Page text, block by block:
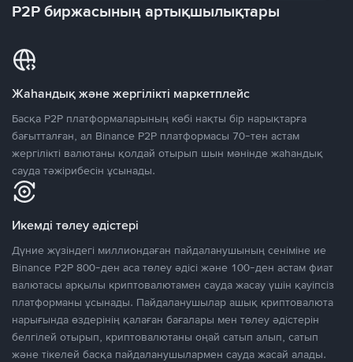
P2P биржасының артықшылықтары
Жаһандық және жергілікті маркетплейс
Басқа P2P платформаларының көбі нақты бір нарықтарға
бағытталған, ал Binance P2P платформасы 70-тен астам
жергілікті валютаны қолдай отырып шын мәнінде жаһандық
сауда тәжірибесін ұсынады.
Икемді төлеу әдістері
Дүние жүзіндегі миллиондаған пайдаланушының сеніміне ие
Binance P2P 800-ден аса төлеу әдісі және 100-ден астам фиат
валютасы арқылы криптовалютамен сауда жасау үшін қауіпсіз
платформаны ұсынады. Пайдаланушылар ашық криптовалюта
нарығында өздерінің қалаған бағалары мен төлеу әдістерін
белгілей отырып, криптовалютаны оңай сатып алып, сатып
және тікелей басқа пайдаланушылармен сауда жасай алады.